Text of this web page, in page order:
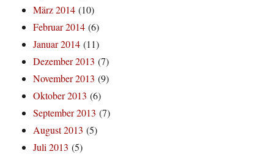
März 2014 (10)
Februar 2014 (6)
Januar 2014 (11)
Dezember 2013 (7)
November 2013 (9)
Oktober 2013 (6)
September 2013 (7)
August 2013 (5)
Juli 2013 (5)